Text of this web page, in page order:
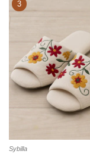
3
Sybilla